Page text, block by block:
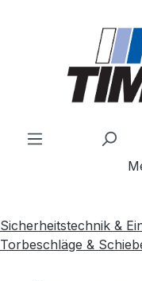
Sicherheitstechnik &
Torbeschläge &